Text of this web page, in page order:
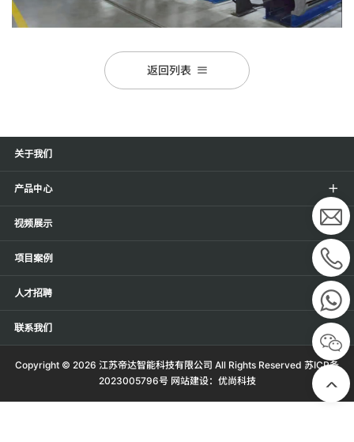
返回列表
关于我们
产品中心
视频展示
项目案例
人才招聘
联系我们
Copyright © 2026 江苏帝达智能科技有限公司 All Rights Reserved 苏ICP备
2023005796号网站建设： 优尚科技